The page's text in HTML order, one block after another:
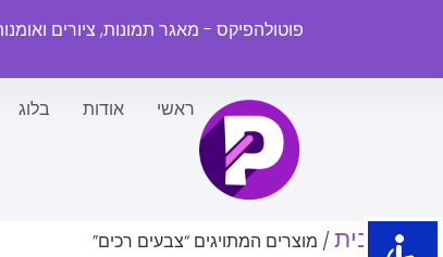
פוטולהפיקס - מאגר תמונות, ציורים
ראשי אודות בלוג
עמוד הבית / מוצרים המתויגים “צבעים רכים”